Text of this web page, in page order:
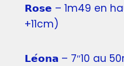
𝗥𝗼𝘀𝗲 – 1m49 en
+11cm)
𝗟𝗲́𝗼𝗻𝗮 – 7″10 au